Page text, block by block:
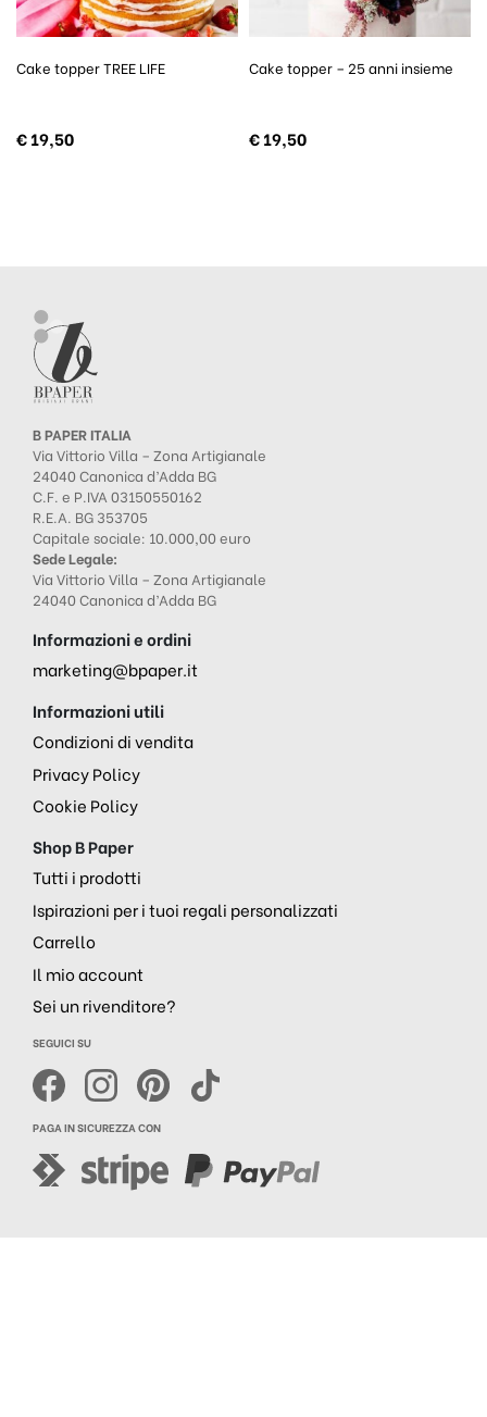
Cake topper TREE LIFE
€19,50
Cake topper – 25 anni insieme
€19,50
B PAPER ITALIA
Via Vittorio Villa – Zona Artigianale
24040 Canonica d’Adda BG
C.F. e P.IVA 03150550162
R.E.A. BG 353705
Capitale sociale: 10.000,00 euro
Sede Legale:
Via Vittorio Villa – Zona Artigianale
24040 Canonica d’Adda BG
Informazioni e ordini
marketing@bpaper.it
Informazioni utili
Condizioni di vendita
Privacy Policy
Cookie Policy
Shop B Paper
Tutti i prodotti
Ispirazioni per i tuoi regali personalizzati
Carrello
Il mio account
Sei un rivenditore?
SEGUICI SU
PAGA IN SICUREZZA CON